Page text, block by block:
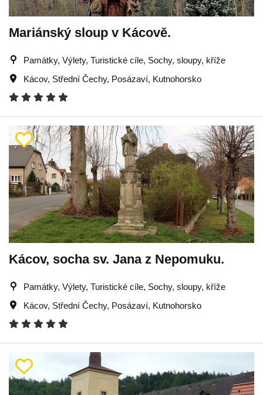
Mariánský sloup v Kácově.
Památky, Výlety, Turistické cíle, Sochy, sloupy, kříže
Kácov, Střední Čechy, Posázaví, Kutnohorsko
Kácov, socha sv. Jana z Nepomuku.
Památky, Výlety, Turistické cíle, Sochy, sloupy, kříže
Kácov, Střední Čechy, Posázaví, Kutnohorsko